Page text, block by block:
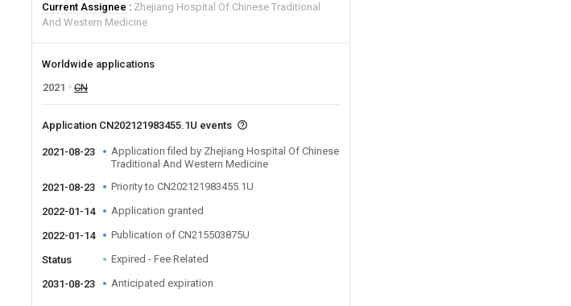
Current Assignee
Zhejiang Hospital Of Chinese Traditional
And Western Medicine
Worldwide applications
2021
CN
Application CN202121983455.1U events
2021-08-23
Application filed by Zhejiang Hospital Of Chinese
Traditional And Western Medicine
2021-08-23
Priority to CN202121983455.1U
2022-01-14 Application granted
2022-01-14 Publication of CN215503875U
Status Expired - Fee Related
2031-08-23 Anticipated expiration